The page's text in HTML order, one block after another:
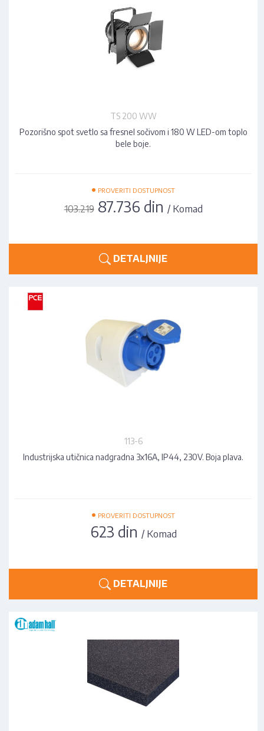
TS 200 WW
Pozorišno spot svetlo sa fresnel sočivom i 180 W LED-om toplo
bele boje.
• PROVERITI DOSTUPNOST
103.21987.736 din / Komad
DETALJNIJE
113-6
Industrijska utičnica nadgradna 3x16A, IP44, 230V. Boja plava.
• PROVERITI DOSTUPNOST
623 din / Komad
DETALJNIJE